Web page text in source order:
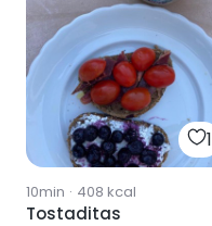
1
10min · 408 kcal
Tostaditas